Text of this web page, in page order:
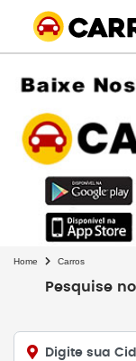
Home Carros
Pesquise
Digite sua